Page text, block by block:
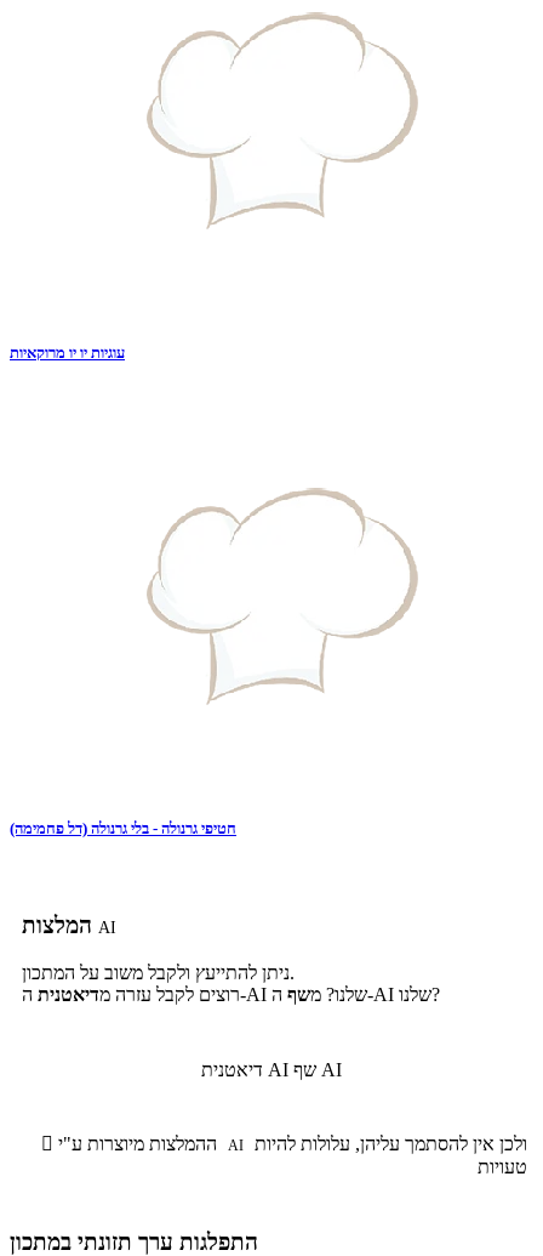
עוגיות יו יו מרוקאיות
חטיפי גרנולה - בלי גרנולה (דל פחמימה)
AI
ניתן להתייעץ ולקבל משוב על המתכון.
רוצים לקבל עזרה מדיאטנית ה-AI שלנו? משף ה-AI שלנו?
דיאטנית AI שף AI
 AI
טעויות
התפלגות ערך תזונתי במתכון